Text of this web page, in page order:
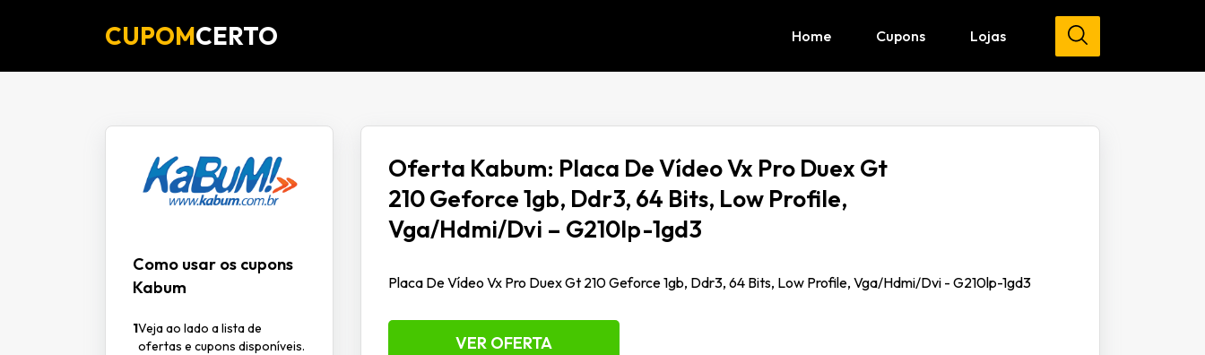
CUPOMCERTO Home Cupons Lojas
Como usar os cupons
Kabum
1Veja ao lado a lista de
ofertas e cupons disponíveis.
Oferta Kabum: Placa De Vídeo Vx Pro Duex Gt
210 Geforce 1gb, Ddr3, 64 Bits, Low Profile,
Vga/Hdmi/Dvi – G210lp-1gd3
Placa De Vídeo Vx Pro Duex Gt 210 Geforce 1gb, Ddr3, 64 Bits, Low Profile, Vga/Hdmi/Dvi - G210lp-1gd3
VER OFERTA